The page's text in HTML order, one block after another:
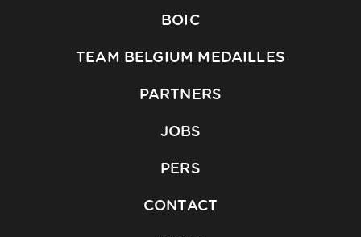
BOIC
TEAM BELGIUM MEDAILLES
PARTNERS
JOBS
PERS
CONTACT